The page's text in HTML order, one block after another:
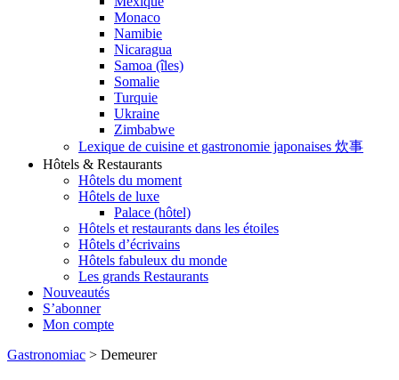
Monaco
Namibie
Nicaragua
Samoa (îles)
Somalie
Turquie
Ukraine
Zimbabwe
Lexique de cuisine et gastronomie japonaises 炊事
Hôtels & Restaurants
Hôtels du moment
Hôtels de luxe
Palace (hôtel)
Hôtels et restaurants dans les étoiles
Hôtels d’écrivains
Hôtels fabuleux du monde
Les grands Restaurants
Nouveautés
S’abonner
Mon compte
Gastronomiac > Demeurer